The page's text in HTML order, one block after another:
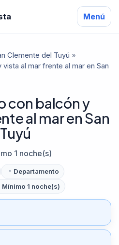
Menú
Clemente del Tuyú »
al mar frente al mar en San
con balcón y
al mar en San
1 noche(s)
Departamento
Mínimo 1 noche(s)